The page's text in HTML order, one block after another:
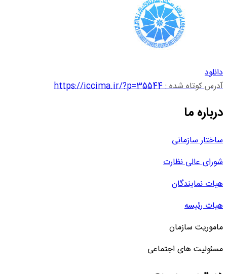
دانلود
آدرس کوتاه شده :https://iccima.ir/?p=35544
درباره ما
ساختار سازمانی
شورای عالی نظارت
هیات نمایندگان
هیات رئیسه
ماموریت سازمان
مسئولیت های اجتماعی